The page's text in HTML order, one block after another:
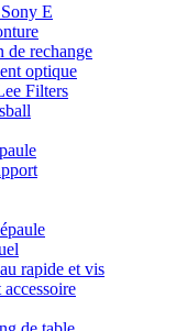
E
de rechange
optique
Filters
rapide et vis
accessoire